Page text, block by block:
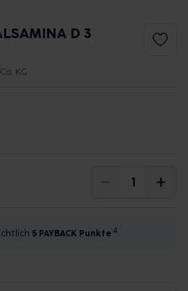
D 3
KG
5 PAYBACK Punkte 4